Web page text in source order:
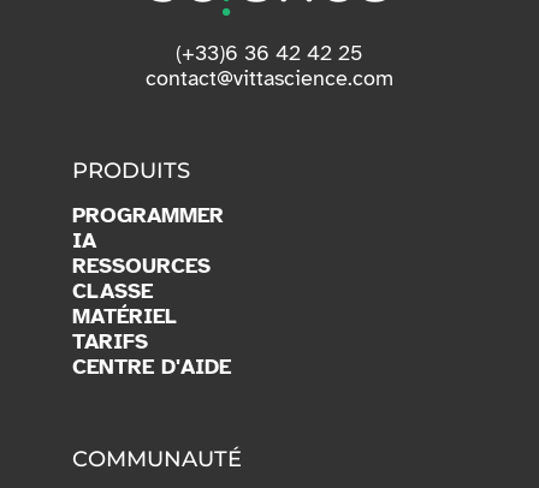
(+33)6 36 42 42 25
contact@vittascience.com
PRODUITS
PROGRAMMER
IA
RESSOURCES
CLASSE
MATÉRIEL
TARIFS
CENTRE D'AIDE
COMMUNAUTÉ